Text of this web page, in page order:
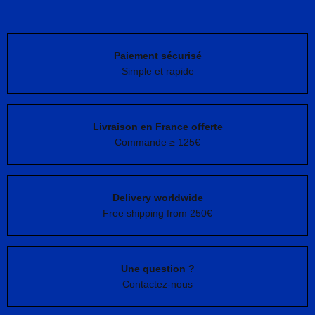
Paiement sécurisé
Simple et rapide
Livraison en France offerte
Commande ≥ 125€
Delivery worldwide
Free shipping from 250€
Une question ?
Contactez-nous